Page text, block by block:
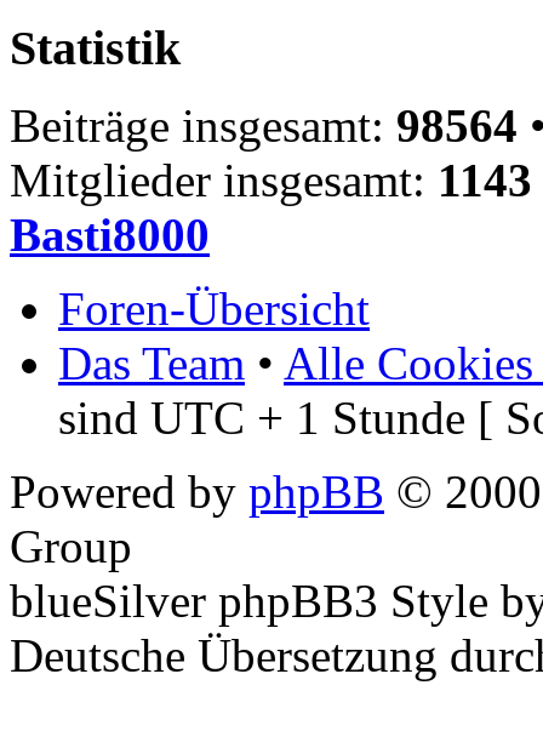
Statistik
Beiträge insgesamt: 98564
Mitglieder insgesamt: 1143
Basti8000
Foren-Übersicht
Das Team • Alle Cookies
sind UTC + 1 Stunde [
Powered by phpBB ©
Group
blueSilver phpBB3 Style
Deutsche Übersetzung